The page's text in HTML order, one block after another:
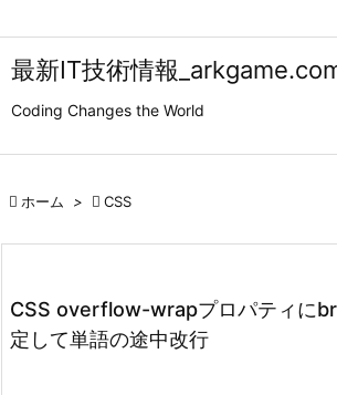
最新IT技術情報
Coding Changes the World
 ホーム >  CSS
CSS overflow-wrapプロパティに
定して単語の途中改行